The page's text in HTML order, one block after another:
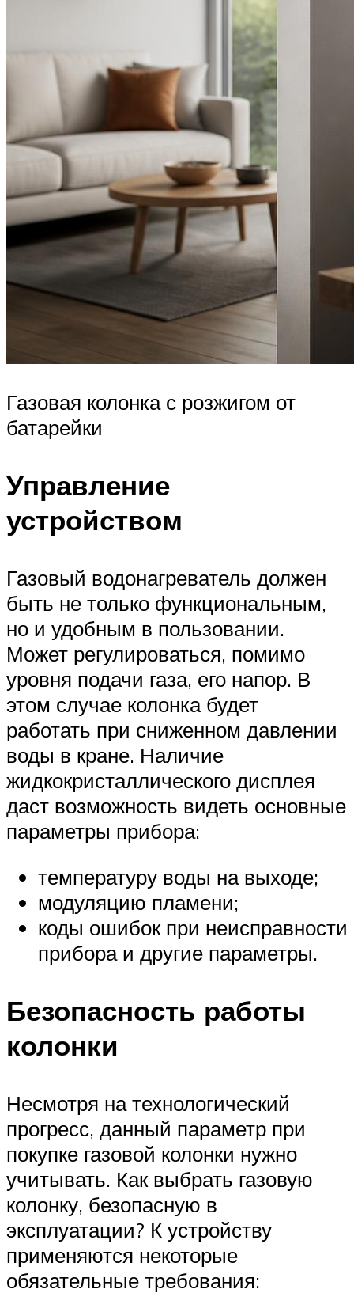
Газовая колонка с розжигом от
батарейки
Управление
устройством
Газовый водонагреватель должен
быть не только функциональным,
но и удобным в пользовании.
Может регулироваться, помимо
уровня подачи газа, его напор. В
этом случае колонка будет
работать при сниженном давлении
воды в кране. Наличие
жидкокристаллического дисплея
даст возможность видеть основные
параметры прибора:
температуру воды на выходе;
модуляцию пламени;
коды ошибок при неисправности
прибора и другие параметры.
Безопасность работы
колонки
Несмотря на технологический
прогресс, данный параметр при
покупке газовой колонки нужно
учитывать. Как выбрать газовую
колонку, безопасную в
эксплуатации? К устройству
применяются некоторые
обязательные требования: